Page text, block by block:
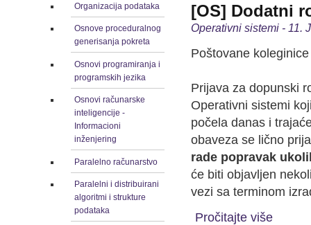
Organizacija podataka
Osnove proceduralnog
generisanja pokreta
Osnovi programiranja i
programskih jezika
Osnovi računarske
inteligencije -
Informacioni
inženjering
Paralelno računarstvo
Paralelni i distribuirani
algoritmi i strukture
podataka
[OS] Dodatni
Operativni sistemi - 11.
Poštovane
Prijava za dopunski
Operativni sistemi
počela danas i
obaveza se lično
rade popravak
će biti objavljen
vezi sa terminom
Pročitajte više